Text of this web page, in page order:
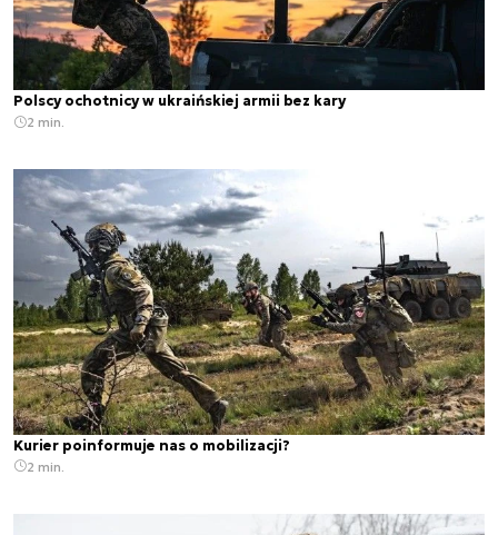
Polscy ochotnicy w ukraińskiej armii bez kary
2 min.
Kurier poinformuje nas o mobilizacji?
2 min.